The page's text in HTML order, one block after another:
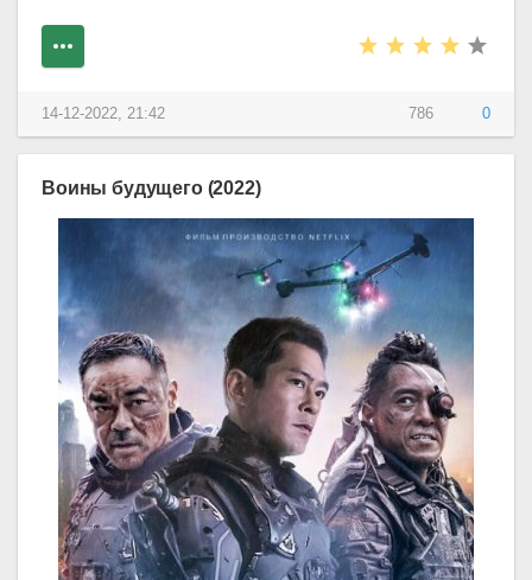
786 0
14-12-2022, 21:42
Воины будущего (2022)